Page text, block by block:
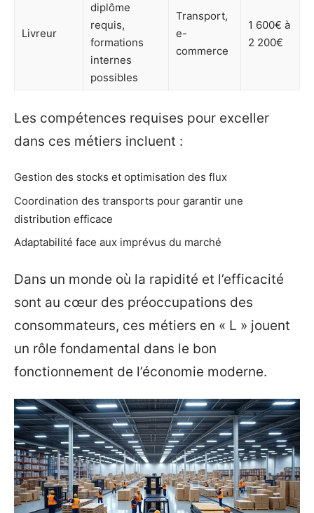
Livreur
diplôme
requis,
formations
internes
possibles
Transport,
e-
commerce
1 600€ à
2 200€
Les compétences requises pour exceller
dans ces métiers incluent :
Gestion des stocks et optimisation des flux
Coordination des transports pour garantir une
distribution efficace
Adaptabilité face aux imprévus du marché
Dans un monde où la rapidité et l’efficacité
sont au cœur des préoccupations des
consommateurs, ces métiers en « L » jouent
un rôle fondamental dans le bon
fonctionnement de l’économie moderne.